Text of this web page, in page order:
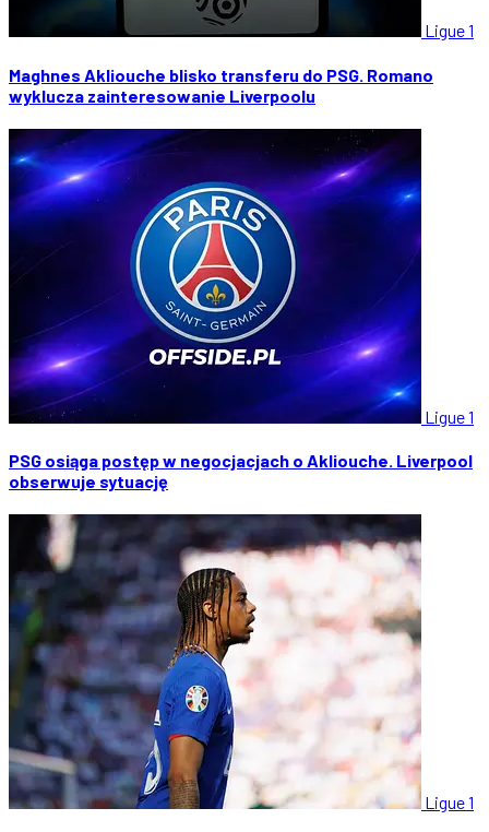
Ligue 1
Maghnes Akliouche blisko transferu do PSG. Romano
wyklucza zainteresowanie Liverpoolu
Ligue 1
PSG osiąga postęp w negocjacjach o Akliouche. Liverpool
obserwuje sytuację
Ligue 1